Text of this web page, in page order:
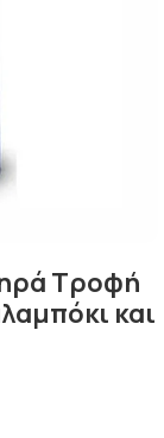
Τροφή
και